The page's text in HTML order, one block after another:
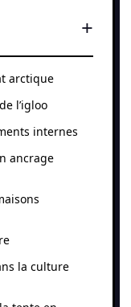
arctique
l’igloo
internes
ancrage
la culture